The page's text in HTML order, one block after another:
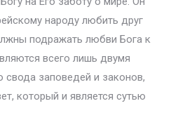
народу любить друг
подражать любви Бога к
всего лишь двумя
заповедей и законов,
который и является сутью